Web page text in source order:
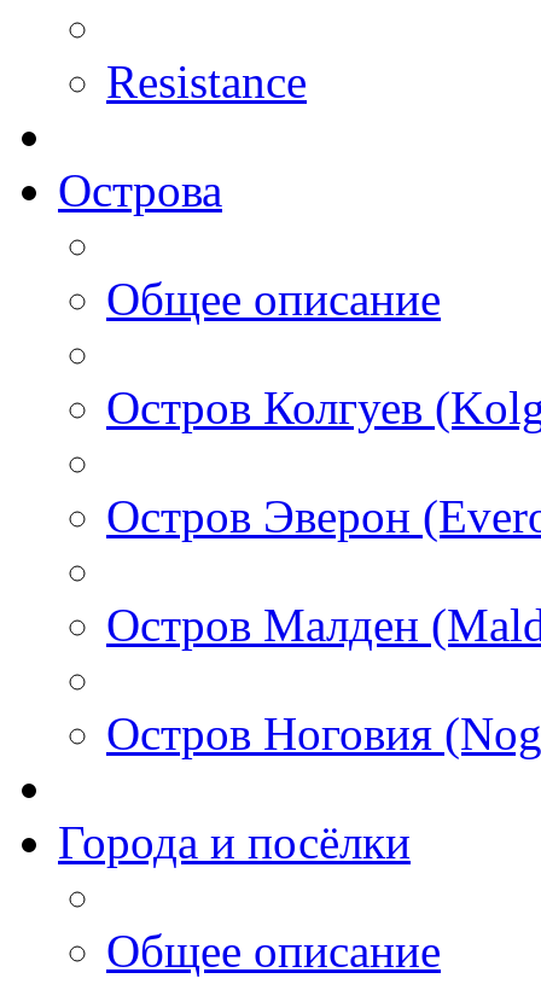
Resistance
Острова
Общее описание
Остров Колгуев
Остров Эверон
Остров Малден
Остров Ноговия
Города и посёлки
Общее описание